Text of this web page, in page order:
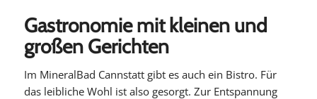
Gastronomie mit kleinen und
großen Gerichten
Im MineralBad Cannstatt gibt es auch ein Bistro. Für
das leibliche Wohl ist also gesorgt. Zur Entspannung